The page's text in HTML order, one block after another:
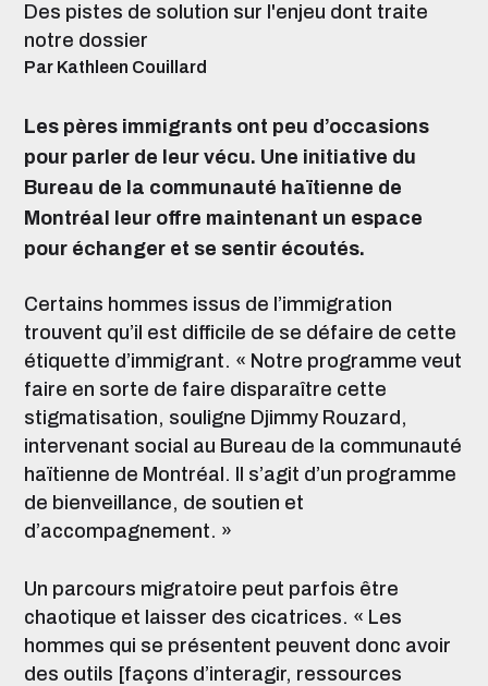
Des pistes de solution sur l'enjeu dont traite
notre dossier
Par Kathleen Couillard
Les pères immigrants ont peu d’occasions
pour parler de leur vécu. Une initiative du
Bureau de la communauté haïtienne de
Montréal leur offre maintenant un espace
pour échanger et se sentir écoutés.
Certains hommes issus de l’immigration
trouvent qu’il est difficile de se défaire de cette
étiquette d’immigrant. « Notre programme veut
faire en sorte de faire disparaître cette
stigmatisation, souligne Djimmy Rouzard,
intervenant social au Bureau de la communauté
haïtienne de Montréal. Il s’agit d’un programme
de bienveillance, de soutien et
d’accompagnement. »
Un parcours migratoire peut parfois être
chaotique et laisser des cicatrices. « Les
hommes qui se présentent peuvent donc avoir
des outils [façons d’interagir, ressources